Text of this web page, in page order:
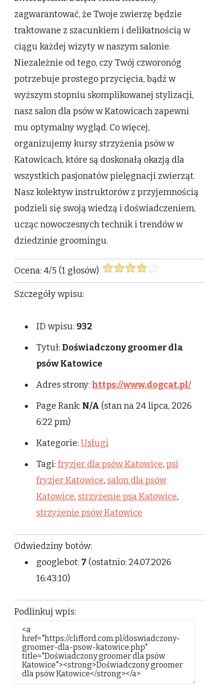
zagwarantować, że Twoje zwierzę będzie
traktowane z szacunkiem i delikatnością w
ciągu każdej wizyty w naszym salonie.
Niezależnie od tego, czy Twój czworonóg
potrzebuje prostego przycięcia, bądź w
wyższym stopniu skomplikowanej stylizacji,
nasz salon dla psów w Katowicach zapewni
mu optymalny wygląd. Co więcej,
organizujemy kursy strzyżenia psów w
Katowicach, które są doskonałą okazją dla
wszystkich pasjonatów pielęgnacji zwierząt.
Nasz kolektyw instruktorów z przyjemnością
podzieli się swoją wiedzą i doświadczeniem,
ucząc nowoczesnych technik i trendów w
dziedzinie groomingu.
Ocena:4/5 (1 głosów)
Szczegóły wpisu:
ID wpisu: 932
Tytuł:Doświadczony groomer dla
psów Katowice
Adres strony: https://www.dogcat.pl/
Page Rank: N/A (stan na 24 lipca, 2026
6:22 pm)
Kategorie:Usługi
Tagi:fryzjer dla psów Katowice,psi
fryzjer Katowice, salon dla psów
Katowice, strzyżenie psa Katowice,
strzyżenie psów Katowice
Odwiedziny botów:
googlebot: 7 (ostatnio: 24.07.2026
16:43:10)
Podlinkuj wpis: